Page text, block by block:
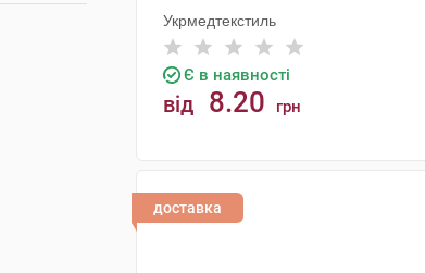
Укрмедтекстиль
Є в наявності
від 8.20 грн
доставка